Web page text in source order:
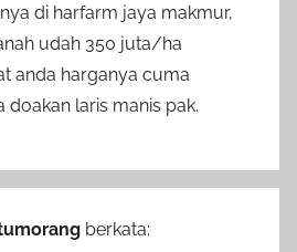
di harfarm jaya makmur,
udah 350 juta/ha
anda harganya cuma
doakan laris manis pak.
berkata: